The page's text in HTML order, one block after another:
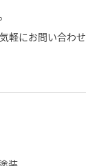
軽にお問い合わせ